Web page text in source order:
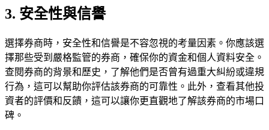
3. 安全性與信譽
選擇券商時，安全性和信譽是不容忽視的考量因素。你應該選
擇那些受到嚴格監管的券商，確保你的資金和個人資料安全。
查閱券商的背景和歷史，了解他們是否曾有過重大糾紛或違規
行為，這可以幫助你評估該券商的可靠性。此外，查看其他投
資者的評價和反饋，這可以讓你更直觀地了解該券商的市場口
碑。